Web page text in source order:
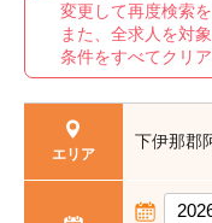
変更して再度検索
また、全求人を対
条件をすべてクリ
エリア
下伊那郡